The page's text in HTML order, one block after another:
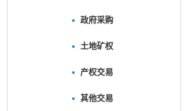
政府采购
土地矿权
产权交易
其他交易